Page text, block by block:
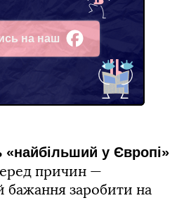
на наш
у Європі»
причин —
бажання заробити на